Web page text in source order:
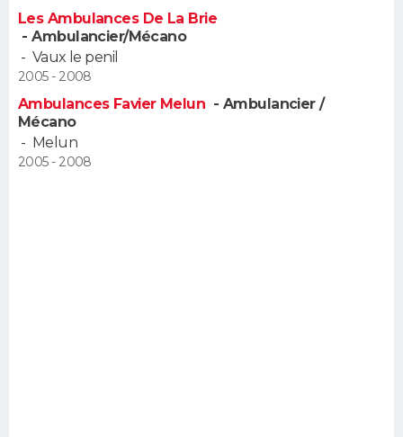
Les Ambulances De La Brie
- Ambulancier/Mécano
- Vaux le penil
2005 - 2008
Ambulances Favier Melun - Ambulancier /
Mécano
- Melun
2005 - 2008